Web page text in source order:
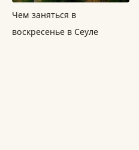
Чем заняться в
воскресенье в Сеуле